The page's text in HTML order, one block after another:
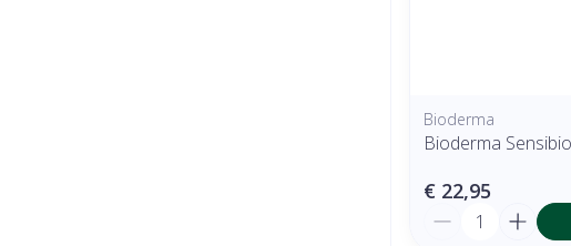
Bioderma
Bioderma
€ 22,95
Aantal